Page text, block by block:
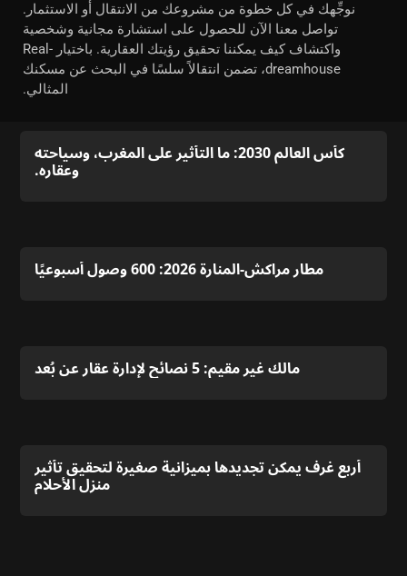
نوجِّهك في كل خطوة من مشروعك من الانتقال أو الاستثمار.
تواصل معنا الآن للحصول على استشارة مجانية وشخصية
واكتشاف كيف يمكننا تحقيق رؤيتك العقارية. باختيار Real-
dreamhouse، تضمن انتقالاً سلسًا في البحث عن مسكنك
المثالي.
كأس العالم 2030: ما التأثير على المغرب، وسياحته
وعقاره.
مطار مراكش-المنارة 2026: 600 وصول أسبوعيًا
مالك غير مقيم: 5 نصائح لإدارة عقار عن بُعد
أربع غرف يمكن تجديدها بميزانية صغيرة لتحقيق تأثير
منزل الأحلام